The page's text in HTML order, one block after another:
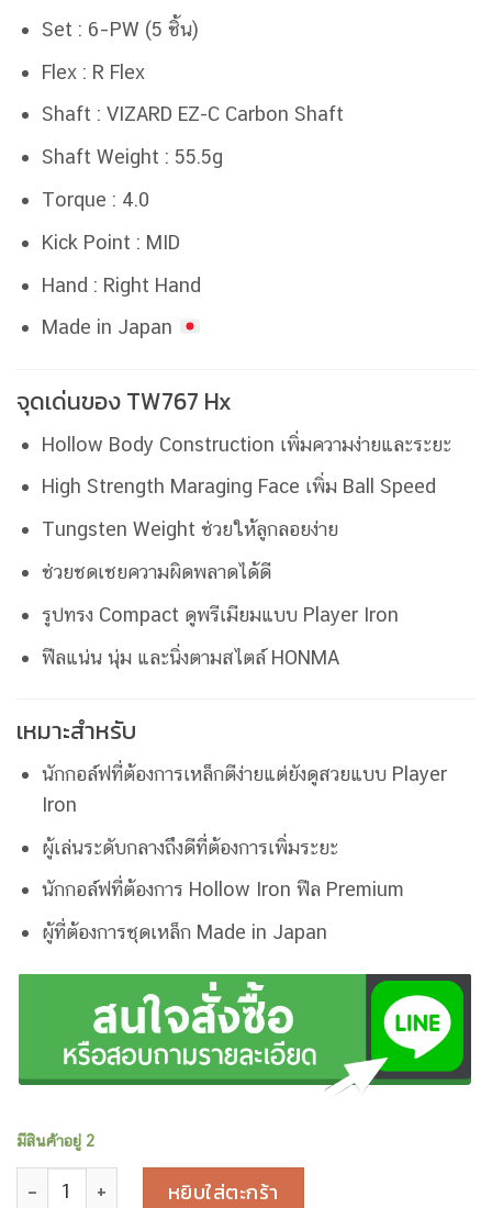
Set : 6–PW (5 ชิ้น)
Flex : R Flex
Shaft : VIZARD EZ-C Carbon Shaft
Shaft Weight : 55.5g
Torque : 4.0
Kick Point : MID
Hand : Right Hand
Made in Japan
จุดเด่นของ TW767 Hx
Hollow Body Construction เพิ่มความง่ายและระยะ
High Strength Maraging Face เพิ่ม Ball Speed
Tungsten Weight ช่วยให้ลูกลอยง่าย
ช่วยชดเชยความผิดพลาดได้ดี
รูปทรง Compact ดูพรีเมียมแบบ Player Iron
ฟีลแน่น นุ่ม และนิ่งตามสไตล์ HONMA
เหมาะสำหรับ
นักกอล์ฟที่ต้องการเหล็กตีง่ายแต่ยังดูสวยแบบ Player
Iron
ผู้เล่นระดับกลางถึงดีที่ต้องการเพิ่มระยะ
นักกอล์ฟที่ต้องการ Hollow Iron ฟีล Premium
ผู้ที่ต้องการชุดเหล็ก Made in Japan
มีสินค้าอยู่ 2
จำนวน HONMA T//WORLD TW767 Hx Iron Set 6–PW R
หยิบใส่ตะกร้า